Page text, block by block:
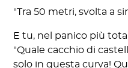
"Tra 50 metri, svolta a
E tu, nel panico più
"Quale cacchio di
solo in questa curva!